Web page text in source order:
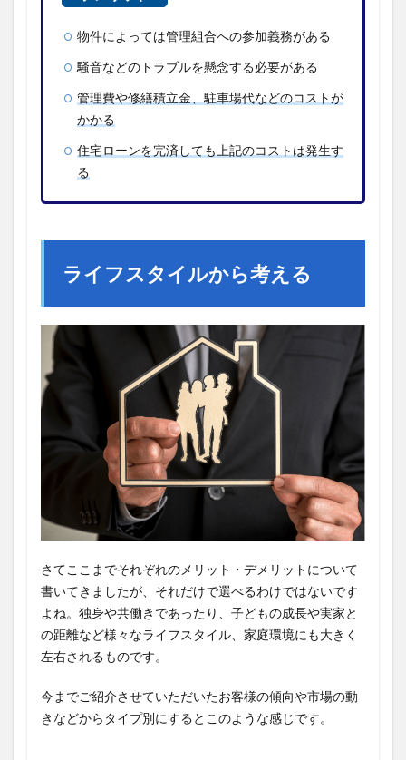
物件によっては管理組合への参加義務がある
騒音などのトラブルを懸念する必要がある
管理費や修繕積立金、駐車場代などのコストが
かかる
住宅ローンを完済しても上記のコストは発生す
る
ライフスタイルから考える
さてここまでそれぞれのメリット・デメリットについて
書いてきましたが、それだけで選べるわけではないです
よね。独身や共働きであったり、子どもの成長や実家と
の距離など様々なライフスタイル、家庭環境にも大きく
左右されるものです。
今までご紹介させていただいたお客様の傾向や市場の動
きなどからタイプ別にするとこのような感じです。